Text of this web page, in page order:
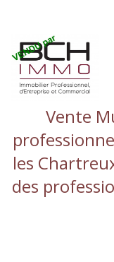
Vente
les
des